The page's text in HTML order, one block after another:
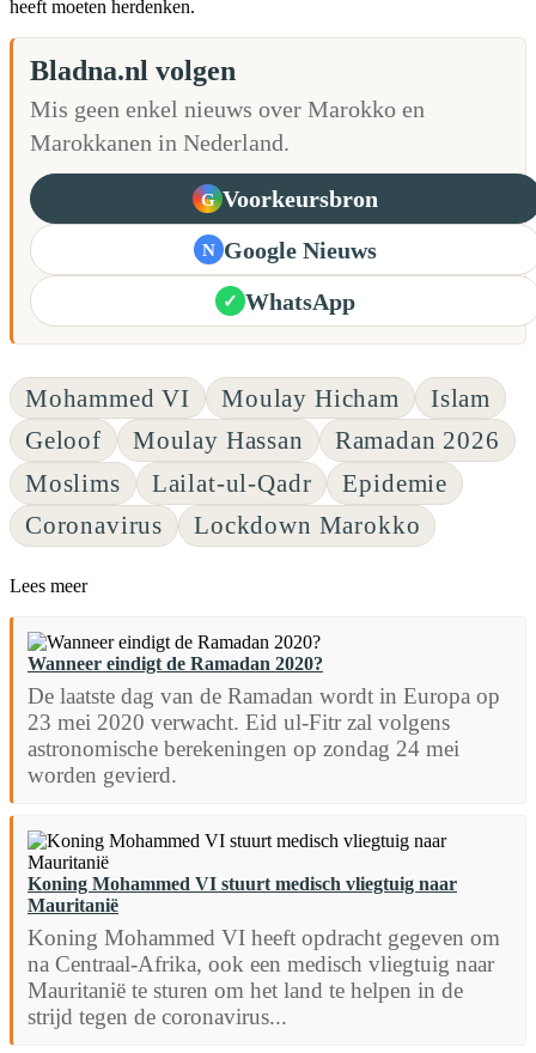
heeft moeten herdenken.
Bladna.nl volgen
Mis geen enkel nieuws over Marokko en
Marokkanen in Nederland.
G Voorkeursbron
N Google Nieuws
✓ WhatsApp
Mohammed VI Moulay Hicham
Islam
Geloof
Moulay Hassan
Ramadan 2026
Moslims
Lailat-ul-Qadr
Epidemie
Coronavirus
Lockdown Marokko
Lees meer
Wanneer eindigt de Ramadan 2020?
De laatste dag van de Ramadan wordt in Europa op
23 mei 2020 verwacht. Eid ul-Fitr zal volgens
astronomische berekeningen op zondag 24 mei
worden gevierd.
Koning Mohammed VI stuurt medisch vliegtuig naar
Mauritanië
Koning Mohammed VI heeft opdracht gegeven om
na Centraal-Afrika, ook een medisch vliegtuig naar
Mauritanië te sturen om het land te helpen in de
strijd tegen de coronavirus...